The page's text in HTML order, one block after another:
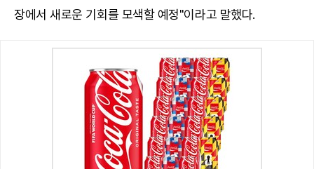
장에서 새로운 기회를 모색할 예정"이라고 말했다.